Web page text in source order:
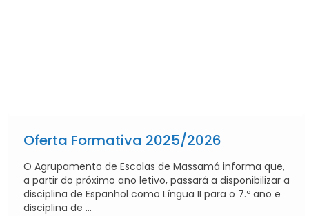
Oferta Formativa 2025/2026
O Agrupamento de Escolas de Massamá informa que,
a partir do próximo ano letivo, passará a disponibilizar a
disciplina de Espanhol como Língua II para o 7.º ano e
disciplina de ...